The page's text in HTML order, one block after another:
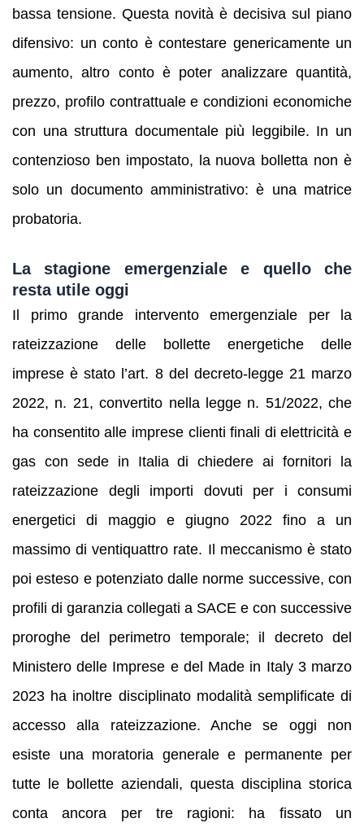
bassa tensione. Questa novità è decisiva sul piano
difensivo: un conto è contestare genericamente un
aumento, altro conto è poter analizzare quantità,
prezzo, profilo contrattuale e condizioni economiche
con una struttura documentale più leggibile. In un
contenzioso ben impostato, la nuova bolletta non è
solo un documento amministrativo: è una matrice
probatoria.
La stagione emergenziale e quello che
resta utile oggi
Il primo grande intervento emergenziale per la
rateizzazione delle bollette energetiche delle
imprese è stato l’art. 8 del decreto-legge 21 marzo
2022, n. 21, convertito nella legge n. 51/2022, che
ha consentito alle imprese clienti finali di elettricità e
gas con sede in Italia di chiedere ai fornitori la
rateizzazione degli importi dovuti per i consumi
energetici di maggio e giugno 2022 fino a un
massimo di ventiquattro rate. Il meccanismo è stato
poi esteso e potenziato dalle norme successive, con
profili di garanzia collegati a SACE e con successive
proroghe del perimetro temporale; il decreto del
Ministero delle Imprese e del Made in Italy 3 marzo
2023 ha inoltre disciplinato modalità semplificate di
accesso alla rateizzazione. Anche se oggi non
esiste una moratoria generale e permanente per
tutte le bollette aziendali, questa disciplina storica
conta ancora per tre ragioni: ha fissato un